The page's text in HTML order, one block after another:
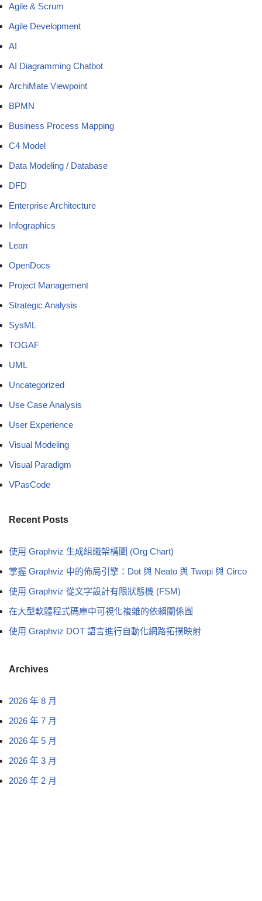
Agile & Scrum
Agile Development
AI
AI Diagramming Chatbot
ArchiMate Viewpoint
BPMN
Business Process Mapping
C4 Model
Data Modeling / Database
DFD
Enterprise Architecture
Infographics
Lean
OpenDocs
Project Management
Strategic Analysis
SysML
TOGAF
UML
Uncategorized
Use Case Analysis
User Experience
Visual Modeling
Visual Paradigm
VPasCode
Recent Posts
使用 Graphviz 生成組織架構圖 (Org Chart)
掌握 Graphviz 中的佈局引擎：Dot 與 Neato 與 Twopi 與 Circo
使用 Graphviz 從文字設計有限狀態機 (FSM)
在大型軟體程式碼庫中可視化複雜的依賴關係圖
使用 Graphviz DOT 語言進行自動化網路拓撲映射
Archives
2026 年 8 月
2026 年 7 月
2026 年 5 月
2026 年 3 月
2026 年 2 月